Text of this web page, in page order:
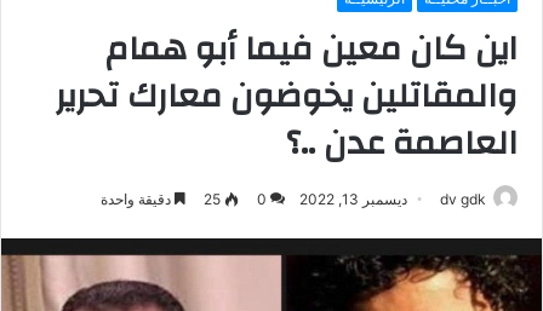
اين كان معين فيما أبو همام
والمقاتلين يخوضون معارك تحرير
العاصمة عدن ..؟
dv gdk ديسمبر 13, 2022 0
25 دقيقة واحدة